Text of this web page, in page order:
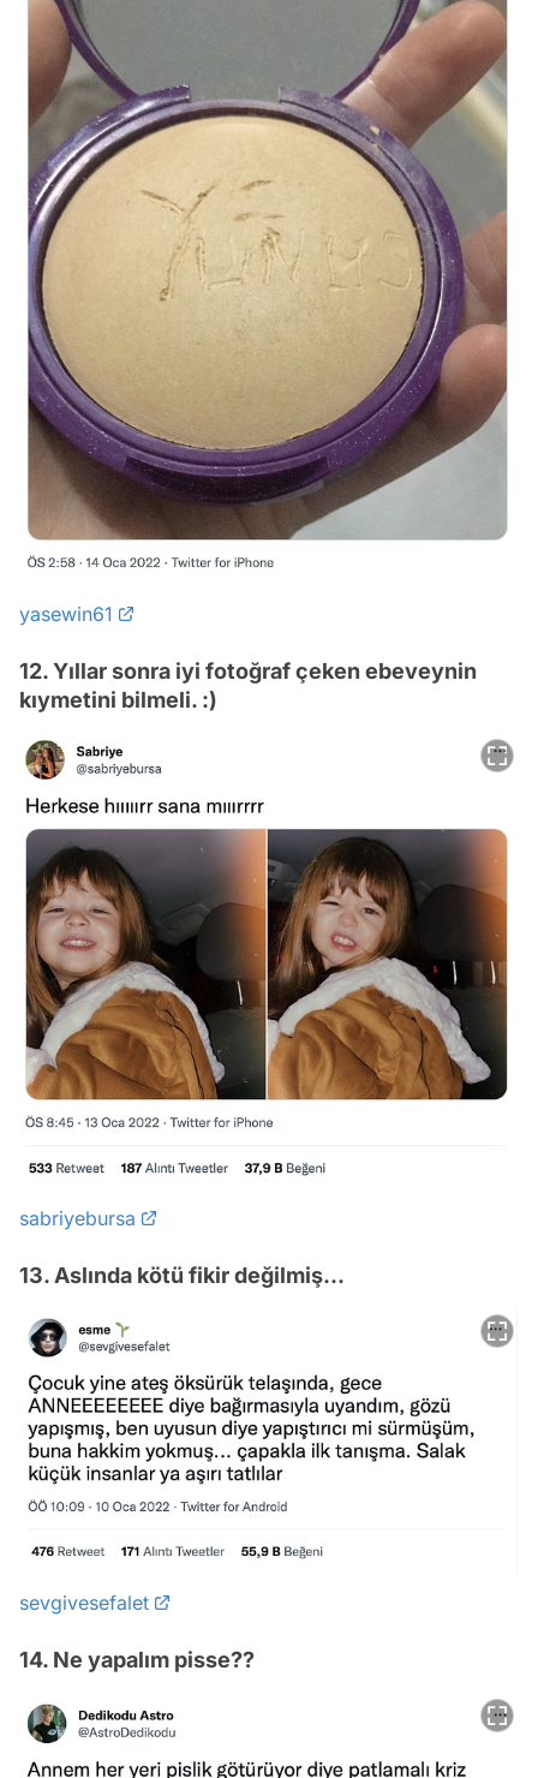
yasewin61
12. Yıllar sonra iyi fotoğraf çeken ebeveynin
kıymetini bilmeli. :)
sabriyebursa
13. Aslında kötü fikir değilmiş...
sevgivesefalet
14. Ne yapalım pisse??